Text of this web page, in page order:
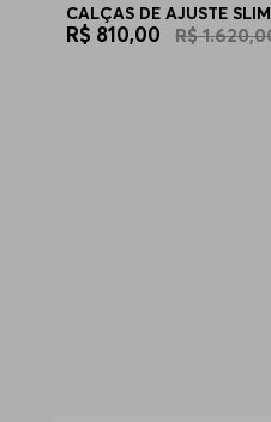
CALÇAS DE AJUSTE
R$ 810,00 R$ 1.620,